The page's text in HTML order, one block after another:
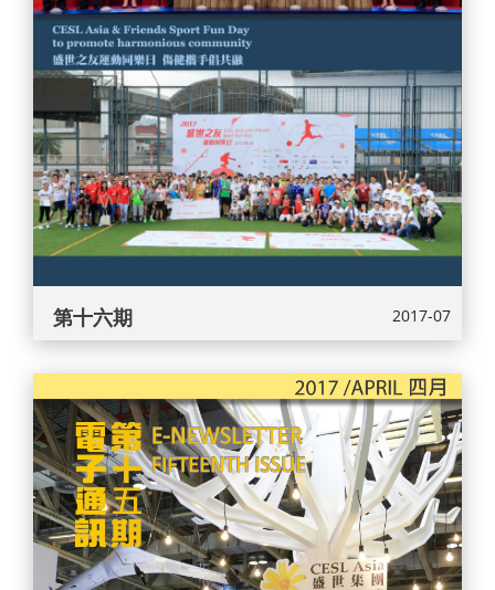
第十六期 2017-07